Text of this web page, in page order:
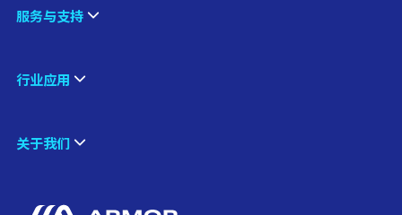
服务与支持
行业应用
关于我们